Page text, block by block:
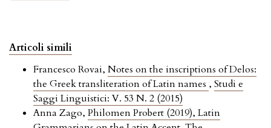
Articoli simili
Francesco Rovai, Notes on the inscriptions of Delos:
the Greek transliteration of Latin names , Studi e
Saggi Linguistici: V. 53 N. 2 (2015)
Anna Zago, Philomen Probert (2019), Latin